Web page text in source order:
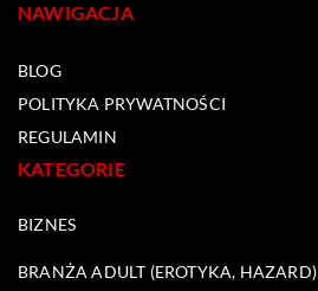
NAWIGACJA
BLOG
POLITYKA PRYWATNOŚCI
REGULAMIN
KATEGORIE
BIZNES
BRANŻA ADULT (EROTYKA, HAZARD)